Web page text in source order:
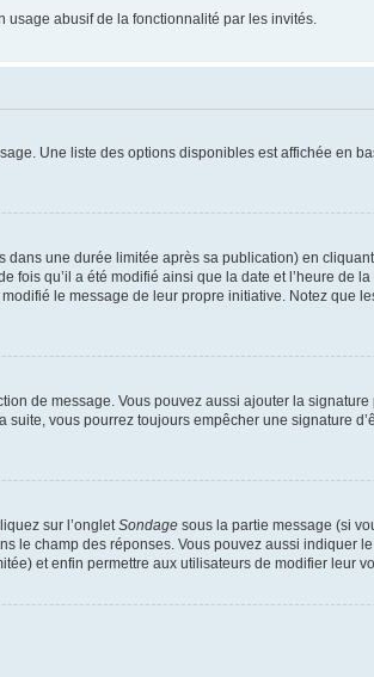
usage abusif de la fonctionnalité par les invités.
Une liste des options disponibles est affichée en
une durée limitée après sa publication) en
fois qu’il a été modifié ainsi que la date et l’heure de
le message de leur propre initiative. Notez que
de message. Vous pouvez aussi ajouter la signature
suite, vous pourrez toujours empêcher une signature
sur l’ongletSondage sous la partie message (si
le champ des réponses. Vous pouvez aussi indiquer
et enfin permettre aux utilisateurs de modifier leur